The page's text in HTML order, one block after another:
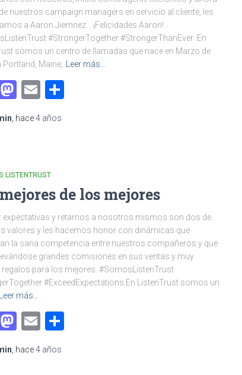
nuestros campaign managers en servicio al cliente, les
a Aaron Jiemnez. . ¡Felicidades Aaron! .
#StrongerTogether #StrongerThanEver En
somos un centro de llamadas que nace en Marzo de
Portland, Maine,
Leer más…
Mastodon
Email
, hace4 años
LISTENTRUST
de los mejores
expectativas y retarnos a nosotros mismos son dos de
valores y les hacemos honor con dinámicas que
la sana competencia entre nuestros compañeros y que
grandes comisiones en sus ventas y muy
regalos para los mejores. #SomosListenTrust
#ExceedExpectations En ListenTrust somos un
Leer más…
Mastodon
Email
, hace4 años